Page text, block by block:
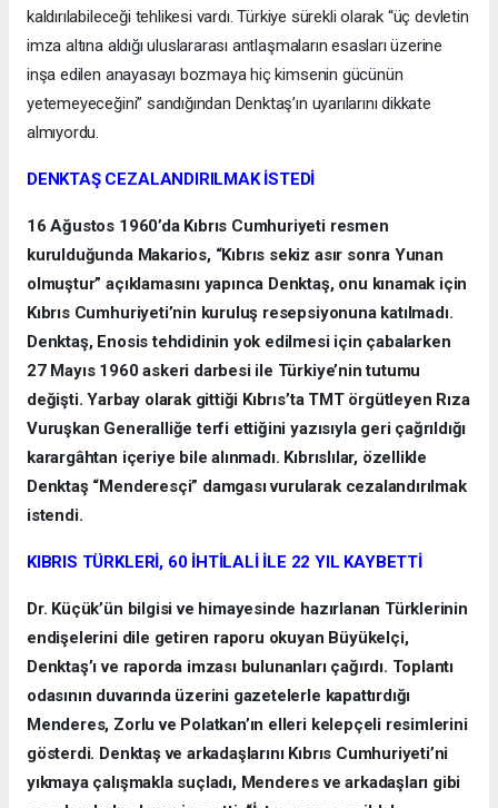
kaldırılabileceği tehlikesi vardı. Türkiye sürekli olarak “üç devletin
imza altına aldığı uluslararası antlaşmaların esasları üzerine
inşa edilen anayasayı bozmaya hiç kimsenin gücünün
yetemeyeceğini” sandığından Denktaş’ın uyarılarını dikkate
almıyordu.
DENKTAŞ CEZALANDIRILMAK İSTEDİ
16 Ağustos 1960’da Kıbrıs Cumhuriyeti resmen
kurulduğunda Makarios, “Kıbrıs sekiz asır sonra Yunan
olmuştur” açıklamasını yapınca Denktaş, onu kınamak için
Kıbrıs Cumhuriyeti’nin kuruluş resepsiyonuna katılmadı.
Denktaş, Enosis tehdidinin yok edilmesi için çabalarken
27 Mayıs 1960 askeri darbesi ile Türkiye’nin tutumu
değişti. Yarbay olarak gittiği Kıbrıs’ta TMT örgütleyen Rıza
Vuruşkan Generalliğe terfi ettiğini yazısıyla geri çağrıldığı
karargâhtan içeriye bile alınmadı. Kıbrıslılar, özellikle
Denktaş “Menderesçi” damgası vurularak cezalandırılmak
istendi.
KIBRIS TÜRKLERİ, 60 İHTİLALİ İLE 22 YIL KAYBETTİ
Dr. Küçük’ün bilgisi ve himayesinde hazırlanan Türklerinin
endişelerini dile getiren raporu okuyan Büyükelçi,
Denktaş’ı ve raporda imzası bulunanları çağırdı. Toplantı
odasının duvarında üzerini gazetelerle kapattırdığı
Menderes, Zorlu ve Polatkan’ın elleri kelepçeli resimlerini
gösterdi. Denktaş ve arkadaşlarını Kıbrıs Cumhuriyeti’ni
yıkmaya çalışmakla suçladı, Menderes ve arkadaşları gibi